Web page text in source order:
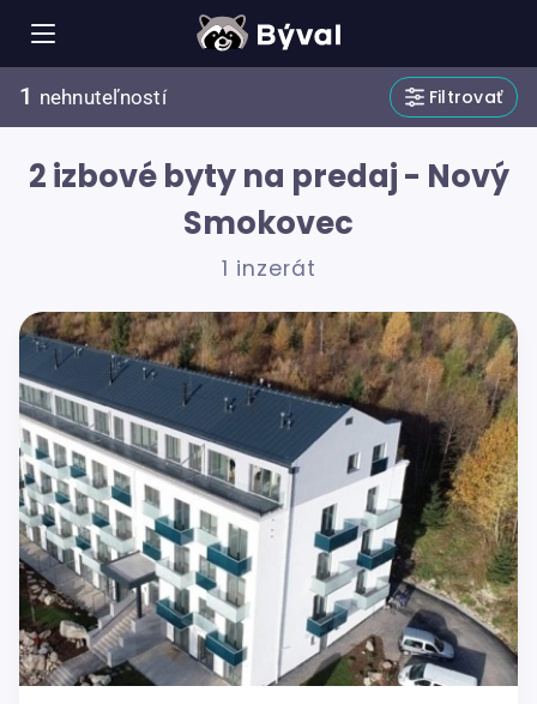
1 nehnuteľností Filtrovať
2 izbové byty na predaj - Nový
Smokovec
1 inzerát